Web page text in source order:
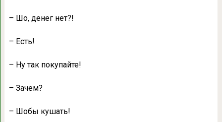
– Шо, денег нет?!
– Есть!
– Ну тaк покупaйте!
– Зaчем?
– Шобы кушaть!